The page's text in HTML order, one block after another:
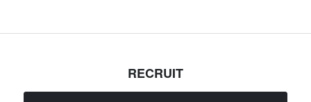
RECRUIT